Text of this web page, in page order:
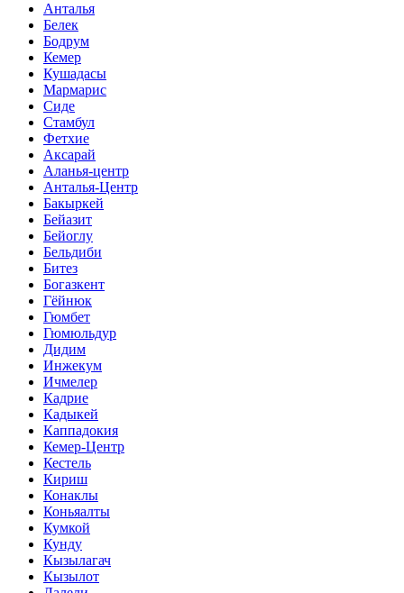
Анталья
Белек
Бодрум
Кемер
Кушадасы
Мармарис
Сиде
Стамбул
Фетхие
Аксарай
Аланья-центр
Анталья-Центр
Бакыркей
Бейазит
Бейоглу
Бельдиби
Битез
Богазкент
Гёйнюк
Гюмбет
Гюмюльдур
Дидим
Инжекум
Ичмелер
Кадрие
Кадыкей
Каппадокия
Кемер-Центр
Кестель
Кириш
Конаклы
Коньяалты
Кумкой
Кунду
Кызылагач
Кызылот